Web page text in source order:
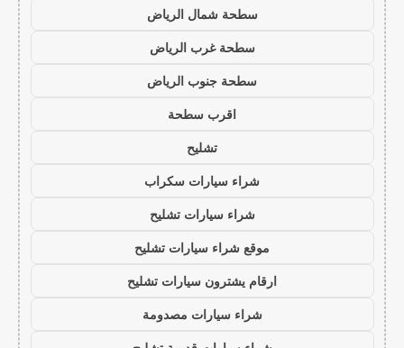
سطحة شمال الرياض
سطحة غرب الرياض
سطحة جنوب الرياض
اقرب سطحة
تشليح
شراء سيارات سكراب
شراء سيارات تشليح
موقع شراء سيارات تشليح
ارقام يشترون سيارات تشليح
شراء سيارات مصدومة